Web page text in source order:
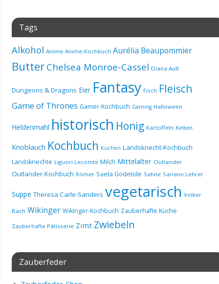
Tags
Alkohol Anime Anime-Kochbuch Aurélia Beaupommier
Butter Chelsea Monroe-Cassel Diana Ault
Dungeons & Dragons Eier Fantasy Fisch Fleisch
Game of Thrones Gamer-Kochbuch Gaming Halloween
Heldenmahl historisch Honig Kartoffeln Kelten
Knoblauch Kochbuch Kuchen Landsknecht-Kochbuch
Landsknechte Liguori Lecomte Milch Mittelalter Outlander
Outlander-Kochbuch Römer Saeta Godetide Sahne Sariann Lehrer
Suppe Theresa Carle-Sanders vegetarisch Volker
Bach Wikinger Wikinger-Kochbuch Zauberhafte Küche
Zauberhafte Pâtisserie Zimt Zwiebeln
Zauberfeder